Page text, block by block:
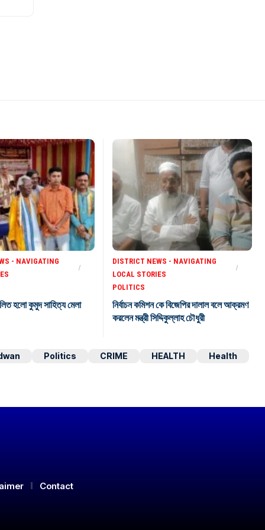
- NAVIGATING
হলো কুমুদ সাহিত্য মেলা
DISTRICT NEWS - NAVIGATING
LOCAL STORIES
POLITICS
নির্বাচন কমিশন কে বিজেপির দালাল বলে আক্রমণ
করলেন মন্ত্রী সিদ্দিকুল্লাহ চৌধুরী
Politics CRIME HEALTH Health
Contact